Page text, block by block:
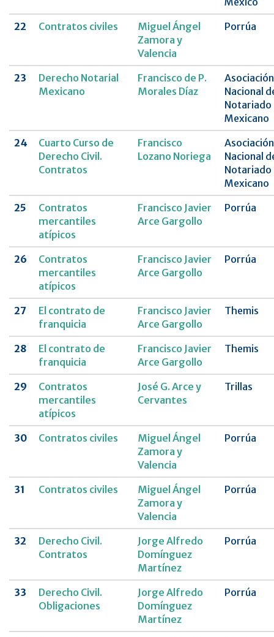
22
Contratos civiles
Miguel Ángel
Zamora y
Valencia
Porrúa
23
Derecho Notarial
Mexicano
Francisco de P.
Morales Díaz
Asociación
Nacional
Notariado
Mexicano
24
Cuarto Curso de
Derecho Civil.
Contratos
Francisco
Lozano Noriega
Asociación
Nacional
Notariado
Mexicano
25
Contratos
mercantiles
atípicos
Francisco Javier
Arce Gargollo
Porrúa
26
Contratos
mercantiles
atípicos
Francisco Javier
Arce Gargollo
Porrúa
27
El contrato de
franquicia
Francisco Javier
Arce Gargollo
Themis
28
El contrato de
franquicia
Francisco Javier
Arce Gargollo
Themis
29
Contratos
mercantiles
atípicos
José G. Arce y
Cervantes
Trillas
30 Contratos civiles
Miguel Ángel
Zamora y
Valencia
Porrúa
31 Contratos civiles
Miguel Ángel
Zamora y
Valencia
Porrúa
32
Derecho Civil.
Contratos
Jorge Alfredo
Domínguez
Martínez
Porrúa
33
Derecho Civil.
Obligaciones
Jorge Alfredo
Domínguez
Martínez
Porrúa